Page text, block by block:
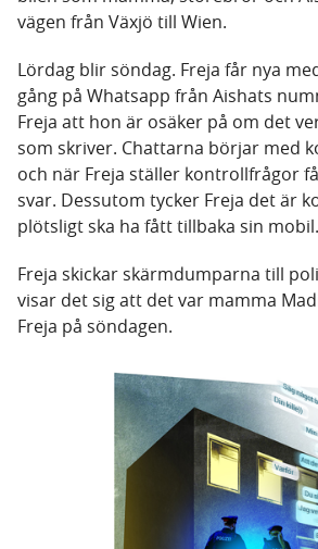
vägen från Växjö till Wien.
Lördag blir söndag. Freja får nya
gång på Whatsapp från Aishats
Freja att hon är osäker på om det
som skriver. Chattarna börjar med
och när Freja ställer kontrollfrågor
svar. Dessutom tycker Freja det är
plötsligt ska ha fått tillbaka sin mobil.
Freja skickar skärmdumparna till
visar det sig att det var mamma
Freja på söndagen.